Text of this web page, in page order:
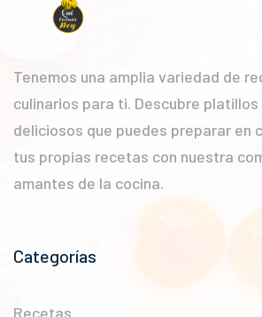
Tenemos una amplia variedad de
culinarios para ti. Descubre platillos
deliciosos que puedes preparar en
tus propias recetas con nuestra
amantes de la cocina.
Categorías
Recetas